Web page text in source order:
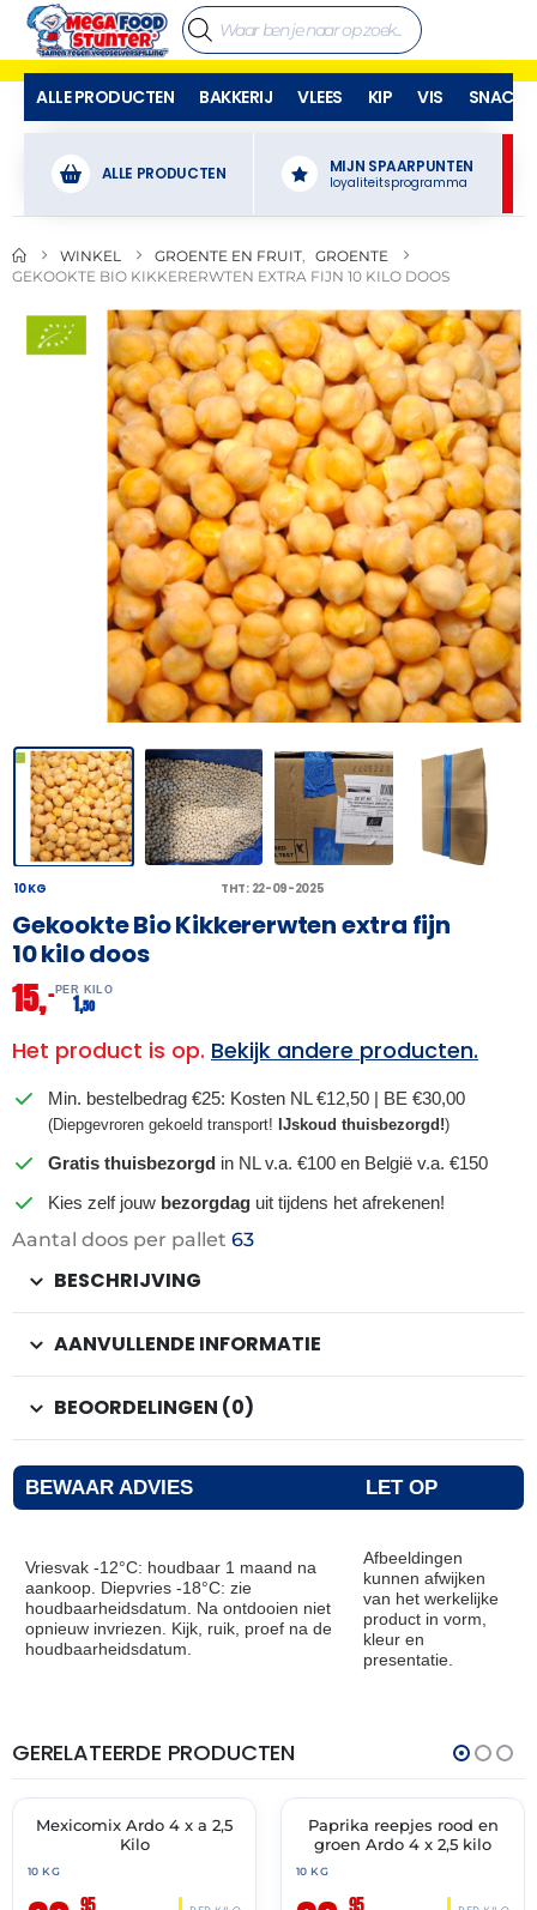
ALLE PRODUCTEN BAKKERIJ VLEES KIP VIS SNACKS
ALLE PRODUCTEN MIJN SPAARPUNTEN
loyaliteitsprogramma
WINKEL GROENTE EN FRUIT
GROENTE
GEKOOKTE BIO KIKKERERWTEN EXTRA FIJN 10 KILO DOOS
10 KG THT: 22-09-2025
Gekookte Bio Kikkererwten extra fijn
10 kilo doos
15,– PER KILO
1,50
Het product is op. Bekijk andere producten.
Min. bestelbedrag €25: Kosten NL €12,50 | BE €30,00
(Diepgevroren gekoeld transport! IJskoud thuisbezorgd!)
Gratis thuisbezorgd in NL v.a. €100 en België v.a. €150
Kies zelf jouw bezorgdag uit tijdens het afrekenen!
Aantal doos per pallet 63
BESCHRIJVING
AANVULLENDE INFORMATIE
BEOORDELINGEN (0)
BEWAAR ADVIES LET OP
Vriesvak -12°C: houdbaar 1 maand na
aankoop. Diepvries -18°C: zie
houdbaarheidsdatum. Na ontdooien niet
opnieuw invriezen. Kijk, ruik, proef na de
houdbaarheidsdatum.
Afbeeldingen
kunnen afwijken
van het werkelijke
product in vorm,
kleur en
presentatie.
GERELATEERDE PRODUCTEN
✓ VAST ASSORTIMENT
THT:
31-
Mexicomix Ardo 4 x a 2,5
Kilo
10 KG
✓ VAST ASSORTIMENT
Paprika reepjes rood en
groen Ardo 4 x 2,5 kilo
10 KG